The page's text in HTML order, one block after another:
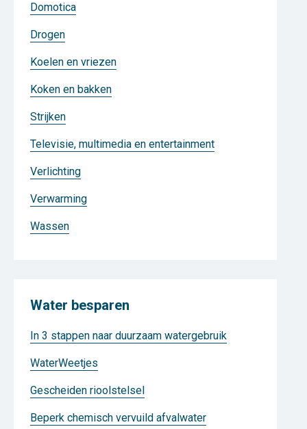
Domotica
Drogen
Koelen en vriezen
Koken en bakken
Strijken
Televisie, multimedia en entertainment
Verlichting
Verwarming
Wassen
Water besparen
In 3 stappen naar duurzaam watergebruik
WaterWeetjes
Gescheiden rioolstelsel
Beperk chemisch vervuild afvalwater